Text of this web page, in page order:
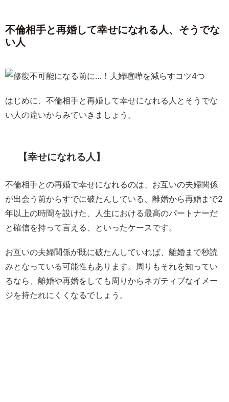
不倫相手と再婚して幸せになれる人、そうでな
い人
はじめに、不倫相手と再婚して幸せになれる人とそうでな
い人の違いからみていきましょう。
【幸せになれる人】
不倫相手との再婚で幸せになれるのは、お互いの夫婦関係
が出会う前からすでに破たんしている、離婚から再婚まで2
年以上の時間を設けた、人生における最高のパートナーだ
と確信を持って言える、といったケースです。
お互いの夫婦関係が既に破たんしていれば、離婚まで秒読
みとなっている可能性もあります。周りもそれを知ってい
るなら、離婚や再婚をしても周りからネガティブなイメー
ジを持たれにくくなるでしょう。